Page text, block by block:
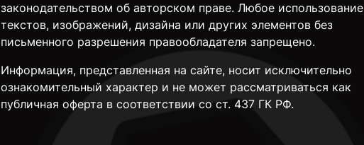
законодательством об авторском праве. Любое использование
текстов, изображений, дизайна или других элементов без
письменного разрешения правообладателя запрещено.
Информация, представленная на сайте, носит исключительно
ознакомительный характер и не может рассматриваться как
публичная оферта в соответствии со ст. 437 ГК РФ.